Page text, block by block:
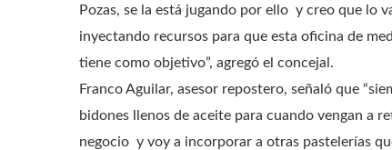
Pozas, se la está jugando por ello y creo que lo
inyectando recursos para que esta oficina de
tiene como objetivo”, agregó el concejal.
Franco Aguilar, asesor repostero, señaló que
bidones llenos de aceite para cuando vengan a
negocio y voy a incorporar a otras pastelerías